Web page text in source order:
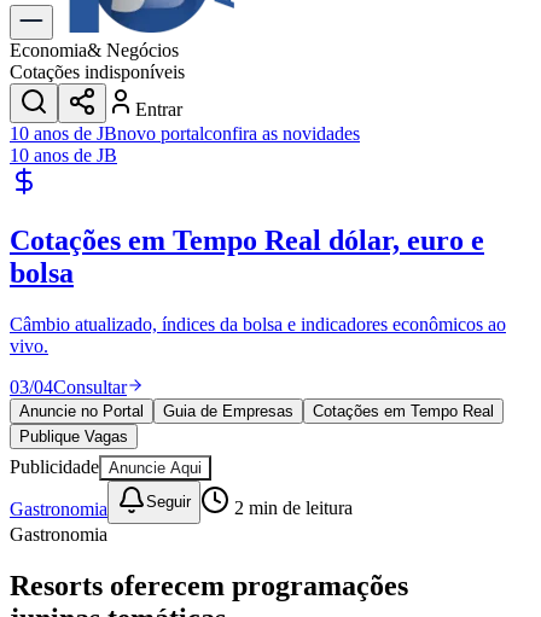
Dia a Dia & Lazer
Transportes
Gastronomia
Cinema & Shows
JogosNovo
Para Sua Empresa
Cadastrar Empresa
Divulgar VagasNovo
Publicidade Legal
Política
Saúde
Segurança
Cultura
Meio Ambiente
Obras
Educação
Bairros de Barueri
Selecione sua regiãoPara notícias da sua região
Economia& Negócios
Cotações indisponíveis
Entrar
10 anos de JBnovo portalconfira as novidades
10 anos de JB
Cotações em Tempo Real dólar, euro e
bolsa
Câmbio atualizado, índices da bolsa e indicadores econômicos ao
vivo.
03/04Consultar
Anuncie no Portal Guia de Empresas
Cotações em Tempo Real
Publique Vagas
Publicidade Anuncie Aqui
Gastronomia Seguir 2 min de leitura
Gastronomia
Resorts oferecem programações